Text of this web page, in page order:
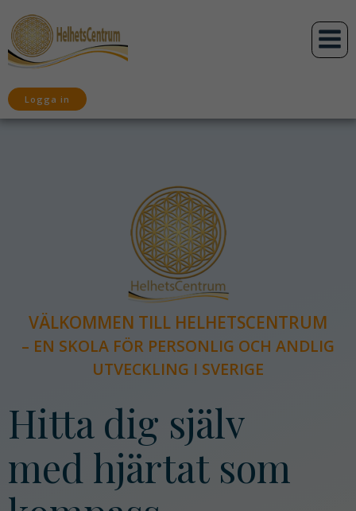
Logga in
VÄLKOMMEN TILL HELHETSCENTRUM
– EN SKOLA FÖR PERSONLIG OCH ANDLIG
UTVECKLING I SVERIGE
Hitta dig själv
med hjärtat som